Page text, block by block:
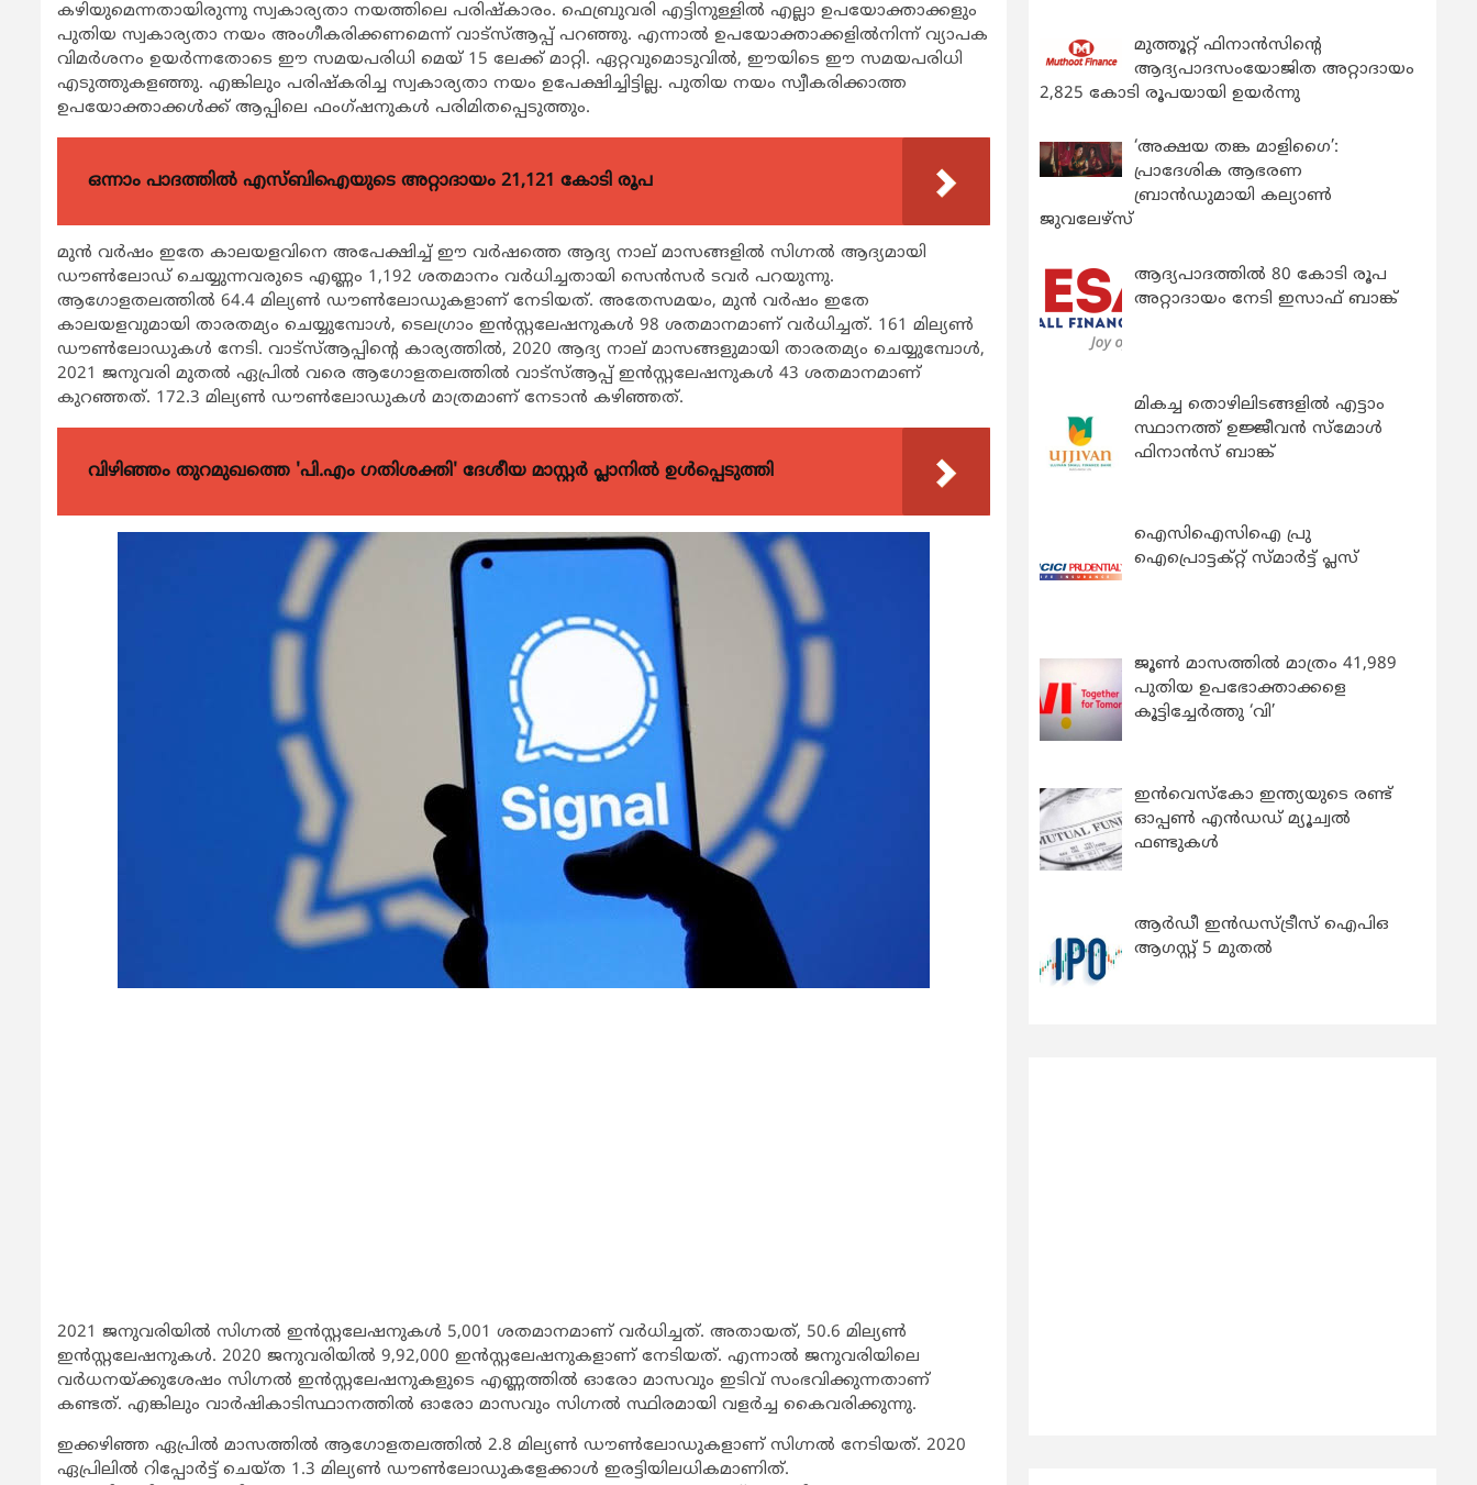
കഴിയുമെന്നതായിരുന്നു സ്വകാര്യതാ നയത്തിലെ പരിഷ്‌കാരം. ഫെബ്രുവരി എട്ടിനുള്ളില്‍ എല്ലാ ഉപയോക്താക്കളും
പുതിയ സ്വകാര്യതാ നയം അംഗീകരിക്കണമെന്ന് വാട്‌സ്ആപ്പ് പറഞ്ഞു. എന്നാല്‍ ഉപയോക്താക്കളില്‍നിന്ന് വ്യാപക
വിമര്‍ശനം ഉയര്‍ന്നതോടെ ഈ സമയപരിധി മെയ് 15 ലേക്ക് മാറ്റി. ഏറ്റവുമൊടുവില്‍, ഈയിടെ ഈ സമയപരിധി
എടുത്തുകളഞ്ഞു. എങ്കിലും പരിഷ്‌കരിച്ച സ്വകാര്യതാ നയം ഉപേക്ഷിച്ചിട്ടില്ല. പുതിയ നയം സ്വീകരിക്കാത്ത
ഉപയോക്താക്കള്‍ക്ക് ആപ്പിലെ ഫംഗ്ഷനുകള്‍ പരിമിതപ്പെടുത്തും.
ഒന്നാം പാദത്തിൽ എസ്ബിഐയുടെ അറ്റാദായം 21,121 കോടി രൂപ
മുന്‍ വര്‍ഷം ഇതേ കാലയളവിനെ അപേക്ഷിച്ച് ഈ വര്‍ഷത്തെ ആദ്യ നാല് മാസങ്ങളില്‍ സിഗ്നല്‍ ആദ്യമായി
ഡൗണ്‍ലോഡ് ചെയ്യുന്നവരുടെ എണ്ണം 1,192 ശതമാനം വര്‍ധിച്ചതായി സെന്‍സര്‍ ടവര്‍ പറയുന്നു.
ആഗോളതലത്തില്‍ 64.4 മില്യണ്‍ ഡൗണ്‍ലോഡുകളാണ് നേടിയത്. അതേസമയം, മുന്‍ വര്‍ഷം ഇതേ
കാലയളവുമായി താരതമ്യം ചെയ്യുമ്പോള്‍, ടെലഗ്രാം ഇന്‍സ്റ്റലേഷനുകള്‍ 98 ശതമാനമാണ് വര്‍ധിച്ചത്. 161 മില്യണ്‍
ഡൗണ്‍ലോഡുകള്‍ നേടി. വാട്‌സ്ആപ്പിന്റെ കാര്യത്തില്‍, 2020 ആദ്യ നാല് മാസങ്ങളുമായി താരതമ്യം ചെയ്യുമ്പോള്‍,
2021 ജനുവരി മുതല്‍ ഏപ്രില്‍ വരെ ആഗോളതലത്തില്‍ വാട്‌സ്ആപ്പ് ഇന്‍സ്റ്റലേഷനുകള്‍ 43 ശതമാനമാണ്
കുറഞ്ഞത്. 172.3 മില്യണ്‍ ഡൗണ്‍ലോഡുകള്‍ മാത്രമാണ് നേടാന്‍ കഴിഞ്ഞത്.
വിഴിഞ്ഞം തുറമുഖത്തെ 'പി.എം ഗതിശക്തി' ദേശീയ മാസ്റ്റർ പ്ലാനിൽ ഉൾപ്പെടുത്തി
2021 ജനുവരിയില്‍ സിഗ്നല്‍ ഇന്‍സ്റ്റലേഷനുകള്‍ 5,001 ശതമാനമാണ് വര്‍ധിച്ചത്. അതായത്, 50.6 മില്യണ്‍
ഇന്‍സ്റ്റലേഷനുകള്‍. 2020 ജനുവരിയില്‍ 9,92,000 ഇന്‍സ്റ്റലേഷനുകളാണ് നേടിയത്. എന്നാല്‍ ജനുവരിയിലെ
വര്‍ധനയ്ക്കുശേഷം സിഗ്നല്‍ ഇന്‍സ്റ്റലേഷനുകളുടെ എണ്ണത്തില്‍ ഓരോ മാസവും ഇടിവ് സംഭവിക്കുന്നതാണ്
കണ്ടത്. എങ്കിലും വാര്‍ഷികാടിസ്ഥാനത്തില്‍ ഓരോ മാസവും സിഗ്നല്‍ സ്ഥിരമായി വളര്‍ച്ച കൈവരിക്കുന്നു.
ഇക്കഴിഞ്ഞ ഏപ്രില്‍ മാസത്തില്‍ ആഗോളതലത്തില്‍ 2.8 മില്യണ്‍ ഡൗണ്‍ലോഡുകളാണ് സിഗ്നല്‍ നേടിയത്. 2020
ഏപ്രിലില്‍ റിപ്പോര്‍ട്ട് ചെയ്ത 1.3 മില്യണ്‍ ഡൗണ്‍ലോഡുകളേക്കാള്‍ ഇരട്ടിയിലധികമാണിത്.
മുത്തൂറ്റ് ഫിനാൻസിന്റെ
ആദ്യപാദസംയോജിത അറ്റാദായം
2,825 കോടി രൂപയായി ഉയർന്നു
‘അക്ഷയ തങ്ക മാളിഗൈ’:
പ്രാദേശിക ആഭരണ
ബ്രാന്‍ഡുമായി കല്യാണ്‍
ജുവലേഴ്‌സ്
ആദ്യപാദത്തിൽ 80 കോടി രൂപ
അറ്റാദായം നേടി ഇസാഫ് ബാങ്ക്
മികച്ച തൊഴിലിടങ്ങളിൽ എട്ടാം
സ്ഥാനത്ത് ഉജ്ജീവൻ സ്മോൾ
ഫിനാൻസ് ബാങ്ക്
ഐസിഐസിഐ പ്രു
ഐപ്രൊട്ടക്റ്റ് സ്മാർട്ട് പ്ലസ്
ജൂൺ മാസത്തിൽ മാത്രം 41,989
പുതിയ ഉപഭോക്താക്കളെ
കൂട്ടിച്ചേർത്തു ‘വി’
ഇന്‍വെസ്കോ ഇന്ത്യയുടെ രണ്ട്
ഓപ്പണ്‍ എന്‍ഡഡ് മ്യൂച്വല്‍
ഫണ്ടുകള്‍
ആർഡീ ഇൻഡസ്ട്രീസ് ഐപിഒ
ആഗസ്റ്റ് 5 മുതൽ